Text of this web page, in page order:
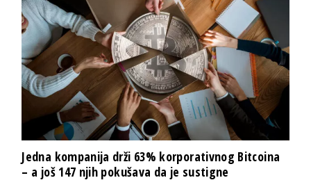
Jedna kompanija drži 63% korporativnog Bitcoina
– a još 147 njih pokušava da je sustigne